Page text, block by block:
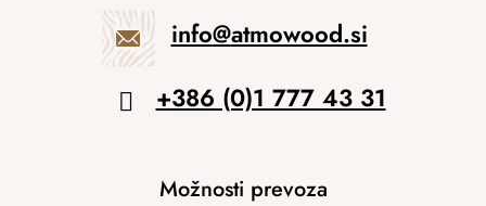
info@atmowood.si
+386 (0)1 777 43 31
Možnosti prevoza